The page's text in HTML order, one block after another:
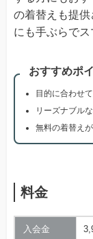
の着替えも提
にも手ぶらでス
おすすめポ
目的に合わせ
リーズナブル
無料の着替え
料金
入会金